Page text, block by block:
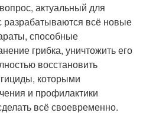
актуальный для
разрабатываются всё новые
способные
грибка, уничтожить его
восстановить
которыми
и профилактики
всё своевременно.